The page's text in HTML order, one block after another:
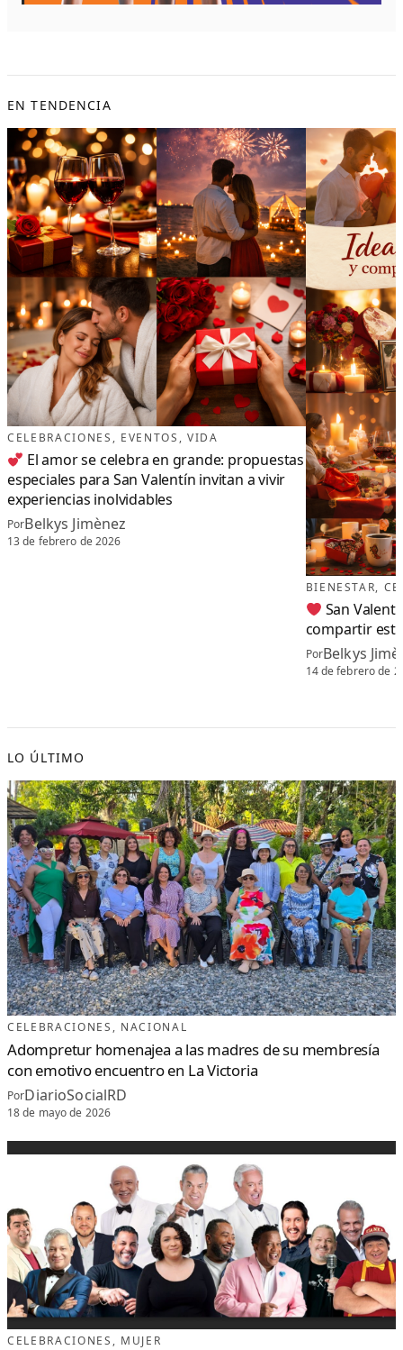
EN TENDENCIA
CELEBRACIONES , EVENTOS , VIDA
El amor se celebra en grande: propuestas
especiales para San Valentín invitan a vivir
experiencias inolvidables
PorBelkys Jimènez
13 de febrero de 2026
BIENESTAR,
San
compartir
PorBelkys
14 de febrero de
LO ÚLTIMO
CELEBRACIONES , NACIONAL
Adompretur homenajea a las madres de su membresía
con emotivo encuentro en La Victoria
PorDiarioSocialRD
18 de mayo de 2026
CELEBRACIONES , MUJER